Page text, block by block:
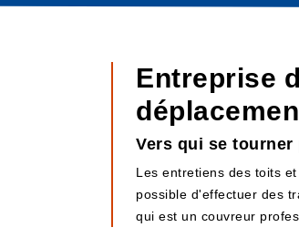
Entreprise
Vers qui se
Les entretiens des toits
possible d'effectuer des
qui est un couvreur